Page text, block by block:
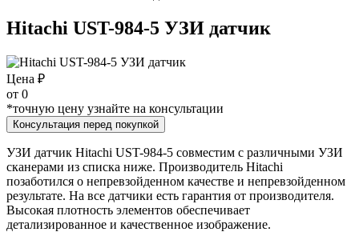
Hitachi UST-984-5 УЗИ датчик
Цена ₽
от 0
*точную цену узнайте на консультации
Консультация перед покупкой
УЗИ датчик Hitachi UST-984-5 совместим с различными УЗИ
сканерами из списка ниже. Производитель Hitachi
позаботился о непревзойденном качестве и непревзойденном
результате. На все датчики есть гарантия от производителя.
Высокая плотность элементов обеспечивает
детализированное и качественное изображение.